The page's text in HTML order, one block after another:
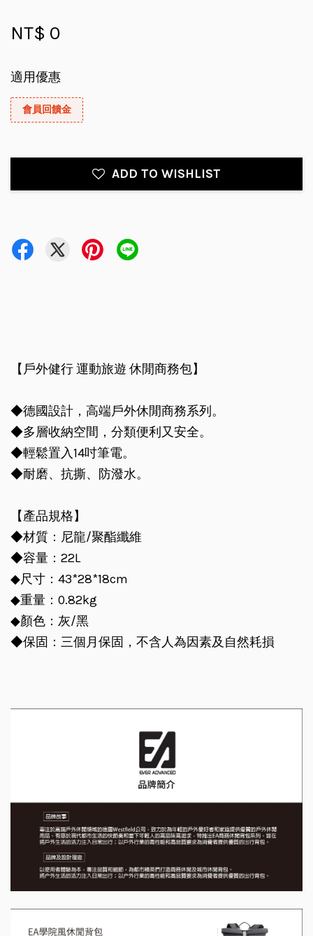
NT$ 0
適用優惠
會員回饋金
ADD TO WISHLIST
【戶外健行 運動旅遊 休閒商務包】
◆德國設計，高端戶外休閒商務系列。
◆多層收納空間，分類便利又安全。
◆輕鬆置入14吋筆電。
◆耐磨、抗撕、防潑水。
【產品規格】
◆材質：尼龍/聚酯纖維
◆容量：22L
◆尺寸：43*28*18cm
◆重量：0.82kg
◆顏色：灰/黑
◆保固：三個月保固，不含人為因素及自然耗損